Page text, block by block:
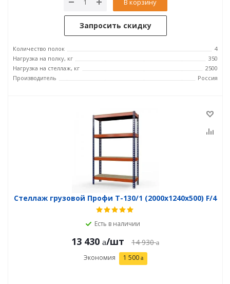
Запросить скидку
Количество полок
4
Нагрузка на полку, кг
350
Нагрузка на стеллаж, кг
2500
Производитель
Россия
Стеллаж грузовой Профи Т-130/1 (2000x1240x500) F/4
Есть в наличии
13 430 /шт 14 930
Экономия 1 500